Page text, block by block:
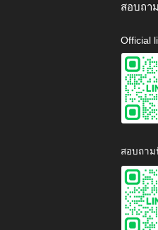
สอบถา
Official
สอบถา